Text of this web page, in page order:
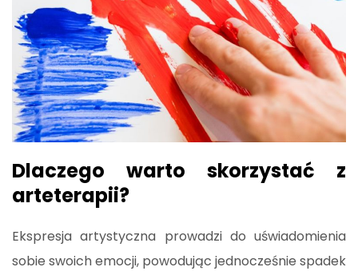
Dlaczego warto skorzystać z
arteterapii?
Ekspresja artystyczna prowadzi do uświadomienia
sobie swoich emocji, powodując jednocześnie spadek